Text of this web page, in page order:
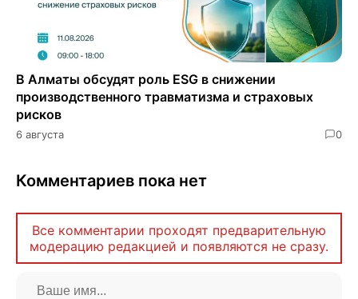
В Алматы обсудят роль ESG в снижении
производственного травматизма и страховых
рисков
6 августа 0
Комментариев пока нет
Все комментарии проходят предварительную
модерацию редакцией и появляются не сразу.